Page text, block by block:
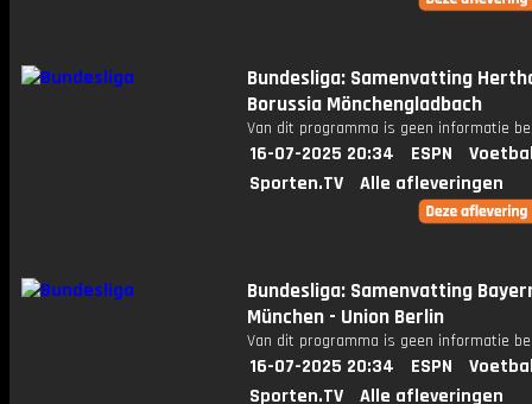
Bundesliga: Samenvatting
Borussia Mönchengladbach
Van dit programma is geen informatie
16-07-2025 20:34 ESPN
Sporten.TV
Alle afleveringen
Bundesliga: Samenvatting
München - Union Berlin
Van dit programma is geen informatie
16-07-2025 20:34 ESPN
Sporten.TV
Alle afleveringen